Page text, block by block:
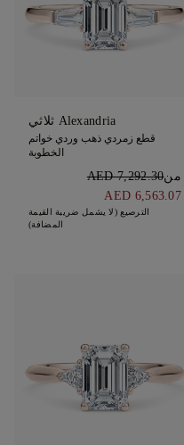
Alexandria ثلاثي
قطع زمردي ذهب وردي خواتم
الخطوبة
منAED 7,292.30
AED 6,563.07
الترصيع (لا يشمل ضريبة القيمة
المضافة)